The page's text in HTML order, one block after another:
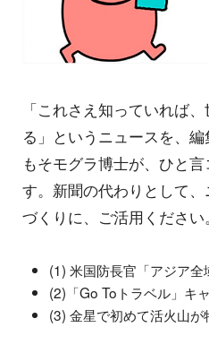
「これさえ知っていれば
る」というニュースを、
もそモグラ博士が、ひと
す。新聞の代わりとして
づくりに、ご活用ください。
(1) 米国防長官「アジア
(2)「Go Toトラベル」キ
(3) 金星で初めて活火山が